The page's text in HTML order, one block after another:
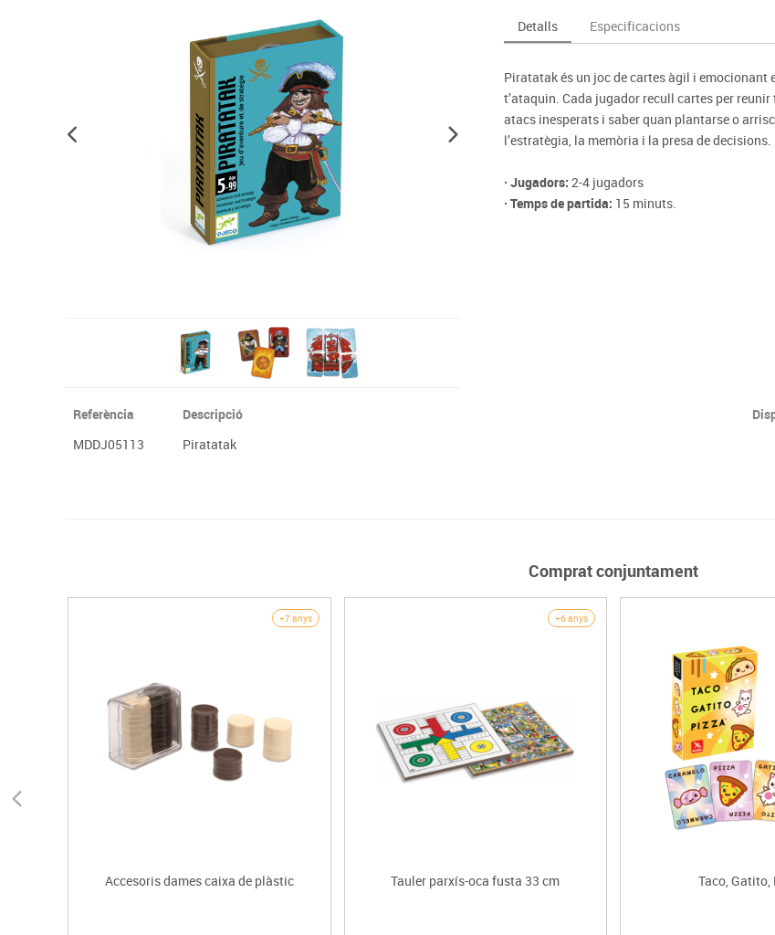
Plastificació, enquadernació i destrucció
Dibuix tècnic i artístic
Espais exteriors
Psicomotricitat
Jocs simbòlics
Mobiliari tecnològic
Monitors interactius
Videoprojecció
Taules escolars, abatibles i polivalents
Penjadors, prestatges i taquilles
Cadires, bancs i tamborets
Entrenament
Foam
Detalls Especificacions
Piratatak és un joc de cartes àgil i emocionant
t’ataquin. Cada jugador recull cartes per
atacs inesperats i saber quan plantarse o
l’estratègia, la memòria i la presa de decisions.
· Jugadors: 2-4 jugadors
· Temps de partida: 15 minuts.
Referència Descripció
MDDJ05113
Piratatak
Comprat conjuntament
+7 anys
Accesoris dames caixa de plàstic
+6 anys
Tauler parxís-oca fusta 33 cm Taco, Gatito,